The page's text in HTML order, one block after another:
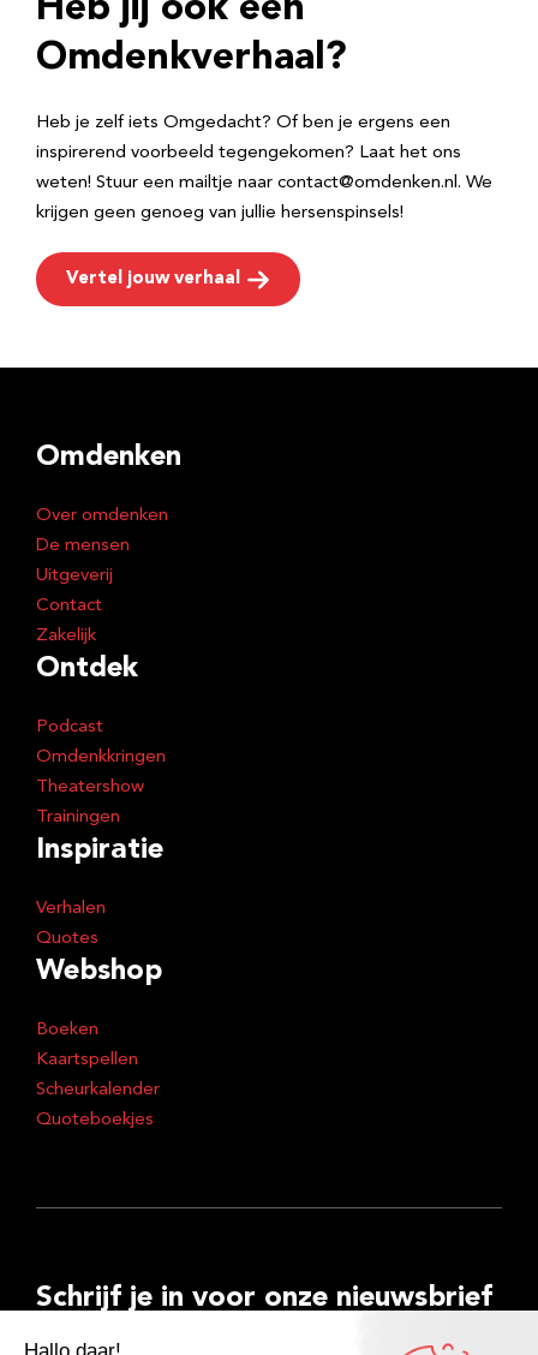
r
e
Heb jij ook een
Omdenkverhaal?
Heb je zelf iets Omgedacht? Of ben je ergens een
inspirerend voorbeeld tegengekomen? Laat het ons
weten! Stuur een mailtje naar contact@omdenken.nl. We
krijgen geen genoeg van jullie hersenspinsels!
Vertel jouw verhaal
Omdenken
Over omdenken
De mensen
Uitgeverij
Contact
Zakelijk
Ontdek
Podcast
Omdenkkringen
Theatershow
Trainingen
Inspiratie
Verhalen
Quotes
Webshop
Boeken
Kaartspellen
Scheurkalender
Quoteboekjes
Schrijf je in voor onze nieuwsbrief